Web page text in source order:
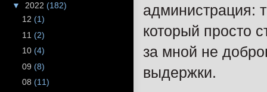
администрация:
который просто
за мной не
выдержки.
▼ 2022 (182)
12 (1)
11 (2)
10 (4)
09 (8)
08 (11)